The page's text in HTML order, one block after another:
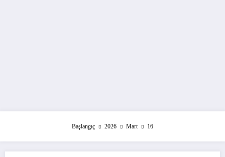
Başlangıç 2026 Mart 16